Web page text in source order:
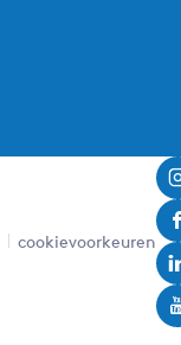
cookievoorkeuren